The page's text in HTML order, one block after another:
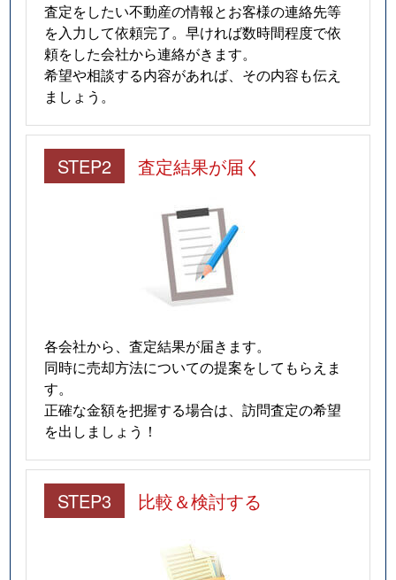
査定をしたい不動産の情報とお客様の連絡先等
を入力して依頼完了。早ければ数時間程度で依
頼をした会社から連絡がきます。
希望や相談する内容があれば、その内容も伝え
ましょう。
STEP2 査定結果が届く
各会社から、査定結果が届きます。
同時に売却方法についての提案をしてもらえま
す。
正確な金額を把握する場合は、訪問査定の希望
を出しましょう！
STEP3 比較＆検討する